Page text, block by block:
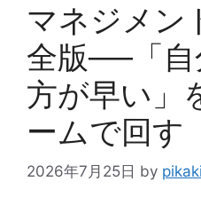
マネジメン
全版──「自
方が早い」
ームで回す
2026年7月25日 by